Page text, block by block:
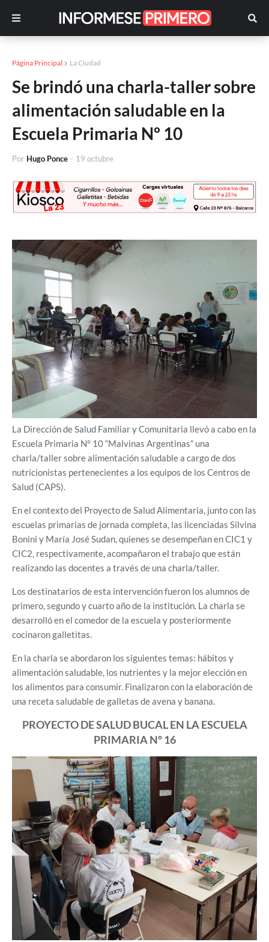
Página Principal La Ciudad
Se brindó una charla-taller sobre
alimentación saludable en la
Escuela Primaria Nº 10
Por Hugo Ponce - 19 octubre
La Dirección de Salud Familiar y Comunitaria llevó a cabo en la
Escuela Primaria N° 10 “Malvinas Argentinas” una
charla/taller sobre alimentación saludable a cargo de dos
nutricionistas pertenecientes a los equipos de los Centros de
Salud (CAPS).
En el contexto del Proyecto de Salud Alimentaria, junto con las
escuelas primarias de jornada completa, las licenciadas Silvina
Bonini y María José Sudan, quienes se desempeñan en CIC1 y
CIC2, respectivamente, acompañaron el trabajo que están
realizando las docentes a través de una charla/taller.
Los destinatarios de esta intervención fueron los alumnos de
primero, segundo y cuarto año de la institución. La charla se
desarrolló en el comedor de la escuela y posteriormente
cocinaron galletitas.
En la charla se abordaron los siguientes temas: hábitos y
alimentación saludable, los nutrientes y la mejor elección en
los alimentos para consumir. Finalizaron con la elaboración de
una receta saludable de galletas de avena y banana.
PROYECTO DE SALUD BUCAL EN LA ESCUELA
PRIMARIA Nº 16